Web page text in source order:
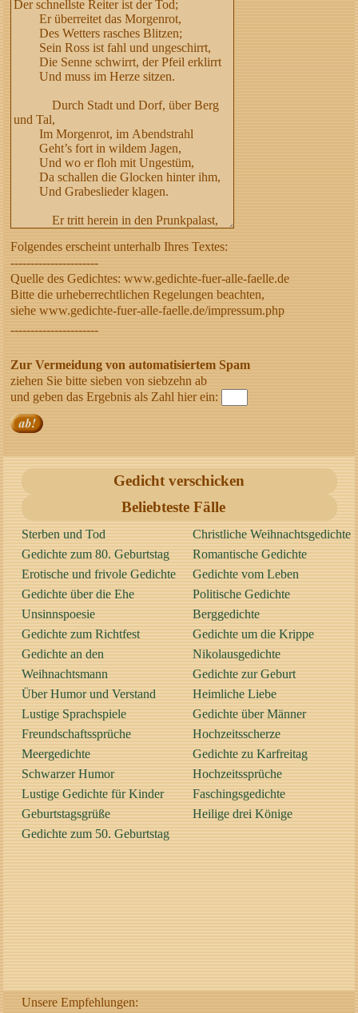
Folgendes erscheint unterhalb Ihres Textes:
----------------------
Quelle des Gedichtes: www.gedichte-fuer-alle-faelle.de
Bitte die urheberrechtlichen Regelungen beachten,
siehe www.gedichte-fuer-alle-faelle.de/impressum.php
----------------------
Zur Vermeidung von automatisiertem Spam
ziehen Sie bitte sieben von siebzehn ab
und geben das Ergebnis als Zahl hier ein:
Gedicht verschicken
Beliebteste Fälle
Sterben und Tod
Gedichte zum 80. Geburtstag
Erotische und frivole Gedichte
Gedichte über die Ehe
Unsinnspoesie
Gedichte zum Richtfest
Gedichte an den
Weihnachtsmann
Über Humor und Verstand
Lustige Sprachspiele
Freundschaftssprüche
Meergedichte
Schwarzer Humor
Lustige Gedichte für Kinder
Geburtstagsgrüße
Gedichte zum 50. Geburtstag
Christliche Weihnachtsgedichte
Romantische Gedichte
Gedichte vom Leben
Politische Gedichte
Berggedichte
Gedichte um die Krippe
Nikolausgedichte
Gedichte zur Geburt
Heimliche Liebe
Gedichte über Männer
Hochzeitsscherze
Gedichte zu Karfreitag
Hochzeitssprüche
Faschingsgedichte
Heilige drei Könige
Unsere Empfehlungen: